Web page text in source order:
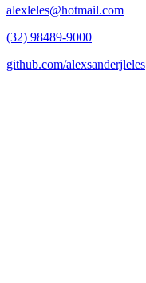
alexleles@hotmail.com
(32) 98489-9000
github.com/alexsanderjleles